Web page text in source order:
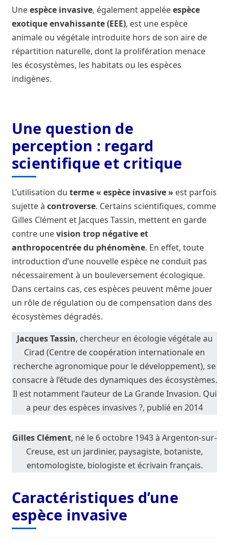
L’Agence française pour la biodiversité, pilier du
projet de loi
La concertation
Le frelon oriental
Les travaux de préfiguration
Mentions légales
Milieux aquatiques
Nos missions
Qui est le plus intéressant à interviewer pour parler
du frelon asiatique en France ?
Uneespèce invasive, également appeléeespèce
exotique envahissante (EEE), est une espèce
animale ou végétale introduite hors de son aire de
répartition naturelle, dont la prolifération menace
les écosystèmes, les habitats ou les espèces
indigènes.
Une question de
perception : regard
scientifique et critique
L’utilisation du terme « espèce invasive » est parfois
sujette à controverse. Certains scientifiques, comme
Gilles Clément et Jacques Tassin, mettent en garde
contre unevision trop négative et
anthropocentrée du phénomène. En effet, toute
introduction d’une nouvelle espèce ne conduit pas
nécessairement à un bouleversement écologique.
Dans certains cas, ces espèces peuvent même jouer
un rôle de régulation ou de compensation dans des
écosystèmes dégradés.
Jacques Tassin, chercheur en écologie végétale au
Cirad (Centre de coopération internationale en
recherche agronomique pour le développement), se
consacre à l’étude des dynamiques des écosystèmes.
Il est notamment l’auteur de La Grande Invasion. Qui
a peur des espèces invasives ?, publié en 2014
Gilles Clément, né le 6 octobre 1943 à Argenton-sur-
Creuse, est un jardinier, paysagiste, botaniste,
entomologiste, biologiste et écrivain français.
Caractéristiques d’une
espèce invasive